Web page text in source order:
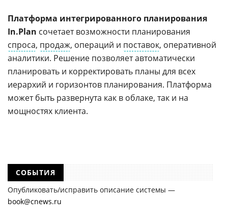
Платформа интегрированного планирования
In.Plan сочетает возможности планирования
спроса, продаж, операций и поставок, оперативной
аналитики. Решение позволяет автоматически
планировать и корректировать планы для всех
иерархий и горизонтов планирования. Платформа
может быть развернута как в облаке, так и на
мощностях клиента.
СОБЫТИЯ
Опубликовать/исправить описание системы —
book@cnews.ru